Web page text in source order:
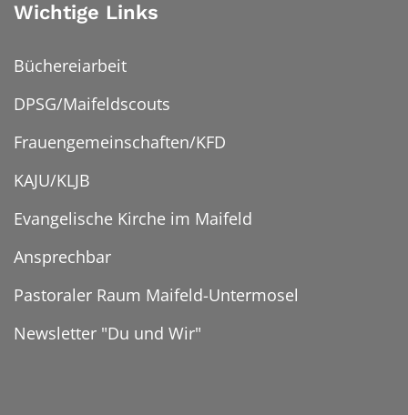
Wichtige Links
Büchereiarbeit
DPSG/Maifeldscouts
Frauengemeinschaften/KFD
KAJU/KLJB
Evangelische Kirche im Maifeld
Ansprechbar
Pastoraler Raum Maifeld-Untermosel
Newsletter "Du und Wir"